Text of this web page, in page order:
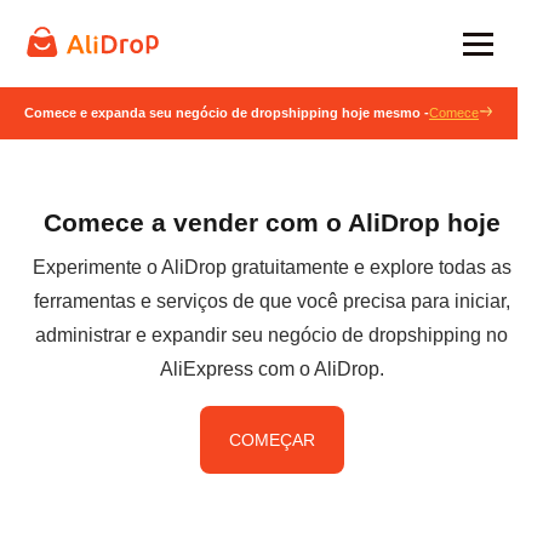
Comece e expanda seu negócio de dropshipping hoje mesmo -Comece
Comece a vender com o AliDrop hoje
Experimente o AliDrop gratuitamente e explore todas as
ferramentas e serviços de que você precisa para iniciar,
administrar e expandir seu negócio de dropshipping no
AliExpress com o AliDrop.
COMEÇAR